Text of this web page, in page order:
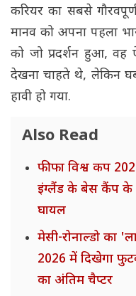
करियर का सबसे
मानव को अपना पहला
को जो प्रदर्शन हुआ, वह
देखना चाहते थे, लेकिन
हावी हो गया.
Also Read
फीफा विश्व कप
इंग्लैंड के बेस कैंप के
घायल
मेसी-रोनाल्डो का
2026 में दिखेगा
का अंतिम चैप्टर